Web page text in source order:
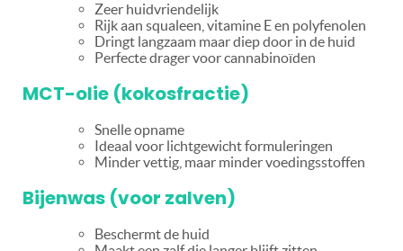
Zeer huidvriendelijk
Rijk aan squaleen, vitamine E en polyfenolen
Dringt langzaam maar diep door in de huid
Perfecte drager voor cannabinoïden
MCT-olie (kokosfractie)
Snelle opname
Ideaal voor lichtgewicht formuleringen
Minder vettig, maar minder voedingsstoffen
Bijenwas (voor zalven)
Beschermt de huid